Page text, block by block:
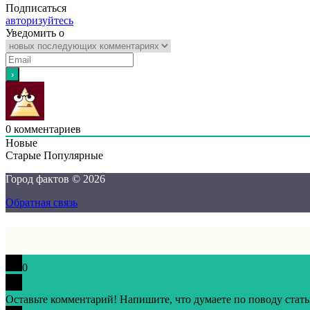
Подписаться
авторизуйтесь
Уведомить о
0 комментариев
Новые
Старые Популярные
Город фактов © 2026
Обратная связь
0
Оставьте комментарий! Напишите, что думаете по поводу